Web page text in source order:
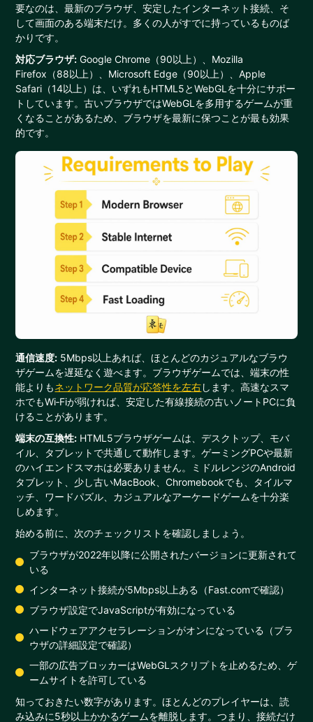
要なのは、最新のブラウザ、安定したインターネット接続、そ
して画面のある端末だけ。多くの人がすでに持っているものば
かりです。
対応ブラウザ: Google Chrome（90以上）、Mozilla
Firefox（88以上）、Microsoft Edge（90以上）、Apple
Safari（14以上）は、いずれもHTML5とWebGLを十分にサポー
トしています。古いブラウザではWebGLを多用するゲームが重
くなることがあるため、ブラウザを最新に保つことが最も効果
的です。
通信速度: 5Mbps以上あれば、ほとんどのカジュアルなブラウ
ザゲームを遅延なく遊べます。ブラウザゲームでは、端末の性
能よりもネットワーク品質が応答性を左右します。高速なスマ
ホでもWi‑Fiが弱ければ、安定した有線接続の古いノートPCに負
けることがあります。
端末の互換性: HTML5ブラウザゲームは、デスクトップ、モバ
イル、タブレットで共通して動作します。ゲーミングPCや最新
のハイエンドスマホは必要ありません。ミドルレンジのAndroid
タブレット、少し古いMacBook、Chromebookでも、タイルマ
ッチ、ワードパズル、カジュアルなアーケードゲームを十分楽
しめます。
始める前に、次のチェックリストを確認しましょう。
ブラウザが2022年以降に公開されたバージョンに更新されて
いる
インターネット接続が5Mbps以上ある（Fast.comで確認）
ブラウザ設定でJavaScriptが有効になっている
ハードウェアアクセラレーションがオンになっている（ブラ
ウザの詳細設定で確認）
一部の広告ブロッカーはWebGLスクリプトを止めるため、ゲ
ームサイトを許可している
知っておきたい数字があります。ほとんどのプレイヤーは、読
み込みに5秒以上かかるゲームを離脱します。つまり、接続だけ